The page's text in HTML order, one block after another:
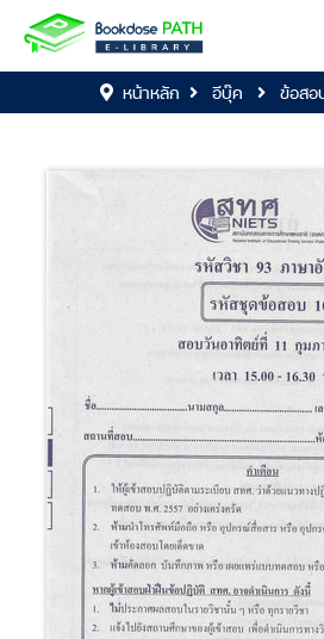
หน้าหลัก อีบุ๊ค ข้อสอ